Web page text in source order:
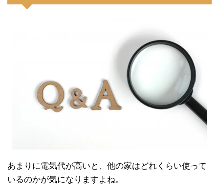
あまりに電気代が高いと、他の家はどれくらい使って
いるのかが気になりますよね。